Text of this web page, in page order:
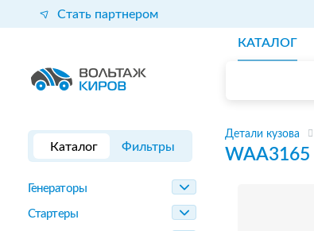
Стать партнером
КАТАЛОГ
Каталог Фильтры
Генераторы
Стартеры
Детали кузова
WAA3165